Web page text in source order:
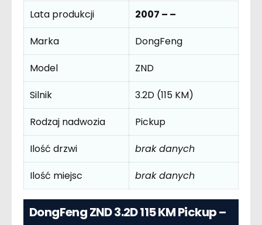
Lata produkcji
2007 – –
Marka
DongFeng
Model
ZND
Silnik
3.2D (115 KM)
Rodzaj nadwozia
Pickup
Ilość drzwi
brak danych
Ilość miejsc
brak danych
DongFeng ZND 3.2D 115 KM Pickup –